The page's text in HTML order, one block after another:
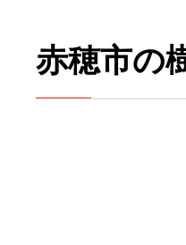
赤穂市の